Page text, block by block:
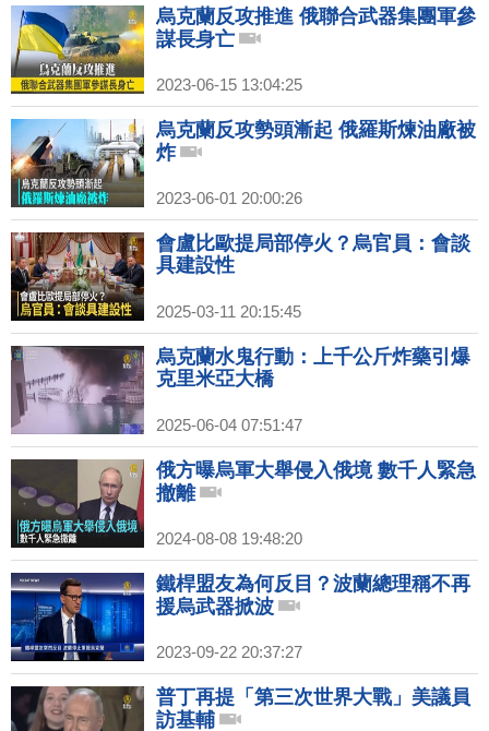
烏克蘭反攻推進 俄聯合武器集團軍參
謀長身亡
2023-06-15 13:04:25
烏克蘭反攻勢頭漸起 俄羅斯煉油廠被
炸
2023-06-01 20:00:26
會盧比歐提局部停火？烏官員：會談
具建設性
2025-03-11 20:15:45
烏克蘭水鬼行動：上千公斤炸藥引爆
克里米亞大橋
2025-06-04 07:51:47
俄方曝烏軍大舉侵入俄境 數千人緊急
撤離
2024-08-08 19:48:20
鐵桿盟友為何反目？波蘭總理稱不再
援烏武器掀波
2023-09-22 20:37:27
普丁再提「第三次世界大戰」美議員
訪基輔